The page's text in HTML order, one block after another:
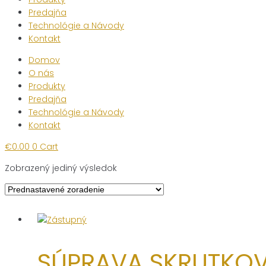
Predajňa
Technológie a Návody
Kontakt
Domov
O nás
Produkty
Predajňa
Technológie a Návody
Kontakt
€0.00 0 Cart
Zobrazený jediný výsledok